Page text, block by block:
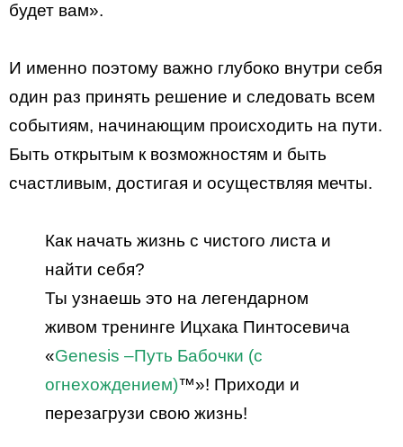
будет вам».
И именно поэтому важно глубоко внутри себя
один раз принять решение и следовать всем
событиям, начинающим происходить на пути.
Быть открытым к возможностям и быть
счастливым, достигая и осуществляя мечты.
Как начать жизнь с чистого листа и
найти себя?
Ты узнаешь это на легендарном
живом тренинге Ицхака Пинтосевича
«Genesis –Путь Бабочки (с
огнехождением)™»! Приходи и
перезагрузи свою жизнь!